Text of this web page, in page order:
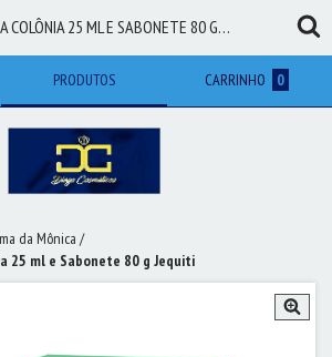
ESTOJO CEBOLINHA COLÔNIA 25 ML E SABONETE 80 G JEQUITI
PRODUTOS CARRINHO 0
da Mônica /
25 ml e Sabonete 80 g Jequiti